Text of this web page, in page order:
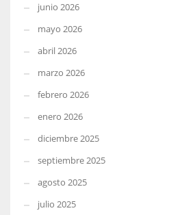
junio 2026
mayo 2026
abril 2026
marzo 2026
febrero 2026
enero 2026
diciembre 2025
septiembre 2025
agosto 2025
julio 2025